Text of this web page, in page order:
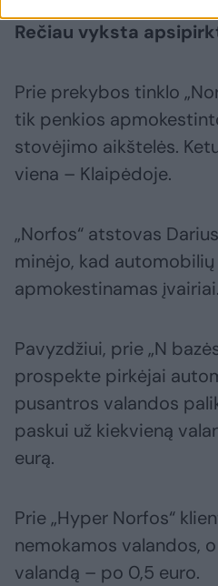
Rečiau vyksta
Prie prekybos tinklo
tik penkios
stovėjimo aikštelės.
viena – Klaipėdoje.
„Norfos“ atstovas
minėjo, kad
apmokestinamas įvairiai.
Pavyzdžiui, prie „N
prospekte pirkėjai
pusantros valandos
paskui už kiekvieną
eurą.
Prie „Hyper Norfos“
nemokamos valandos,
valandą – po 0,5 euro.